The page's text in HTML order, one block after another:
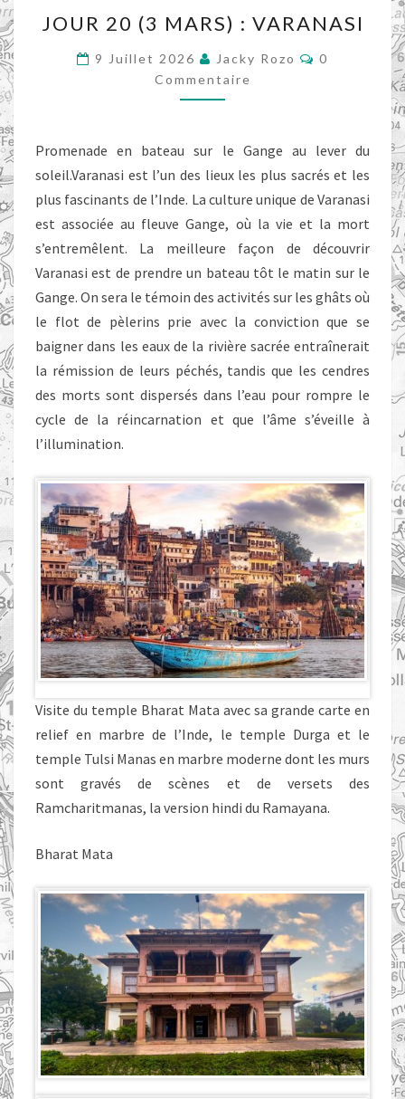
20
(3
MARS)
:
JOUR 20 (3 MARS) : VARANASI
9 Juillet 2026 Jacky Rozo
0
Commentaire
Promenade en bateau sur le Gange au lever du
soleil.Varanasi est l’un des lieux les plus sacrés et les
plus fascinants de l’Inde. La culture unique de Varanasi
est associée au fleuve Gange, où la vie et la mort
s’entremêlent. La meilleure façon de découvrir
Varanasi est de prendre un bateau tôt le matin sur le
Gange. On sera le témoin des activités sur les ghâts où
le flot de pèlerins prie avec la conviction que se
baigner dans les eaux de la rivière sacrée entraînerait
la rémission de leurs péchés, tandis que les cendres
des morts sont dispersés dans l’eau pour rompre le
cycle de la réincarnation et que l’âme s’éveille à
l’illumination.
Visite du temple Bharat Mata avec sa grande carte en
relief en marbre de l’Inde, le temple Durga et le
temple Tulsi Manas en marbre moderne dont les murs
sont gravés de scènes et de versets des
Ramcharitmanas, la version hindi du Ramayana.
Bharat Mata